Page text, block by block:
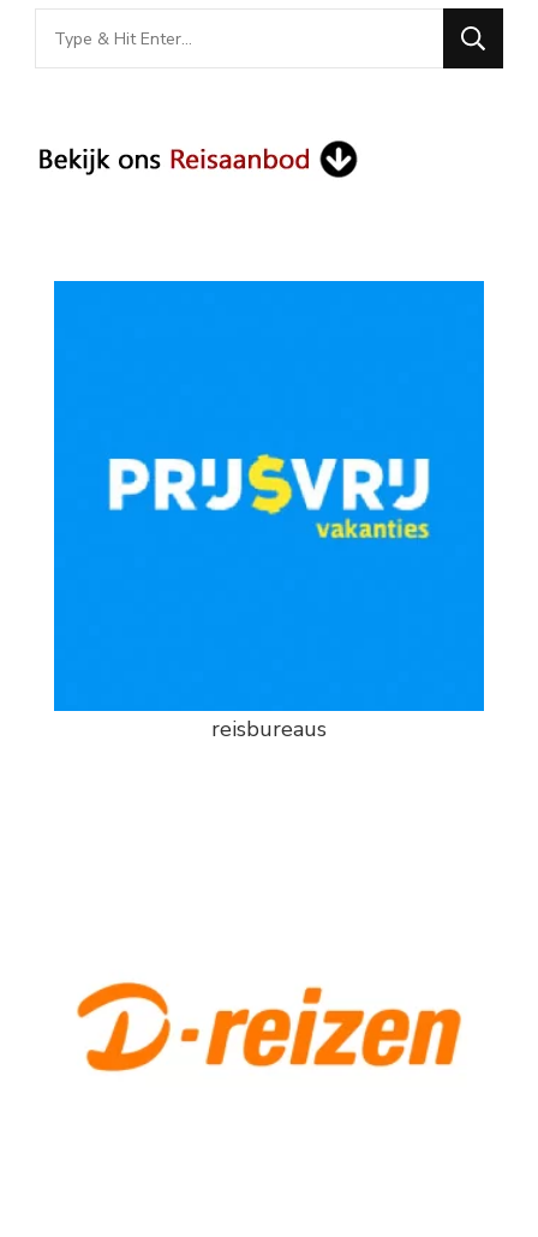
Looking
for
reisbureaus